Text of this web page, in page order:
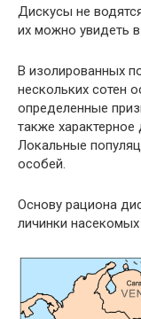
Дискусы не
их можно увидеть
В изолированных
нескольких сотен
определенные
также
Локальные
особей.
Основу рациона
личинки